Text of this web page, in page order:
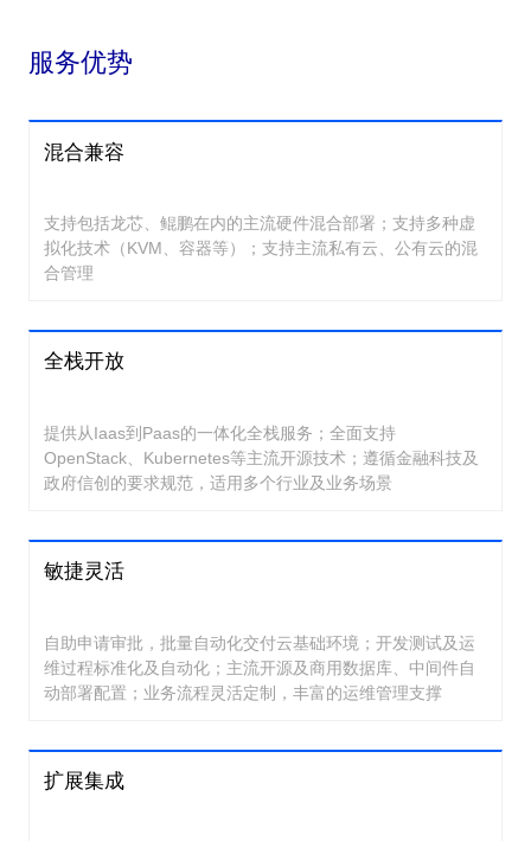
服务优势
混合兼容
支持包括龙芯、鲲鹏在内的主流硬件混合部署；支持多种虚
拟化技术（KVM、容器等）；支持主流私有云、公有云的混
合管理
全栈开放
提供从Iaas到Paas的一体化全栈服务；全面支持
OpenStack、Kubernetes等主流开源技术；遵循金融科技及
政府信创的要求规范，适用多个行业及业务场景
敏捷灵活
自助申请审批，批量自动化交付云基础环境；开发测试及运
维过程标准化及自动化；主流开源及商用数据库、中间件自
动部署配置；业务流程灵活定制，丰富的运维管理支撑
扩展集成